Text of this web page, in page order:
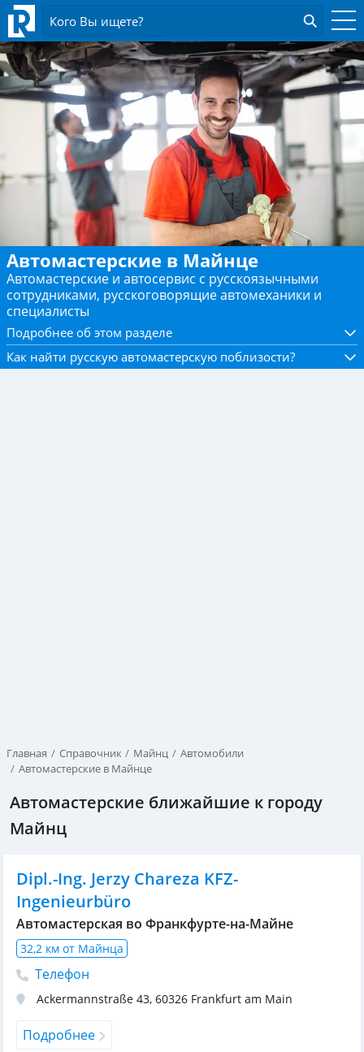
Кого Вы ищете?
Автомастерские в Майнце
Автомастерские и автосервис с русскоязычными
сотрудниками, русскоговорящие автомеханики и
специалисты
Подробнее об этом разделе
Как найти русскую автомастерскую поблизости?
Главная Справочник Майнц
Автомобили
Автомастерские в Майнце
Автомастерские ближайшие к городу
Майнц
Dipl.-Ing. Jerzy Chareza KFZ-
Ingenieurbüro
Автомастерская во Франкфурте-на-Майне
32,2 км от Майнца
Телефон
Ackermannstraße 43, 60326 Frankfurt am Main
Подробнее